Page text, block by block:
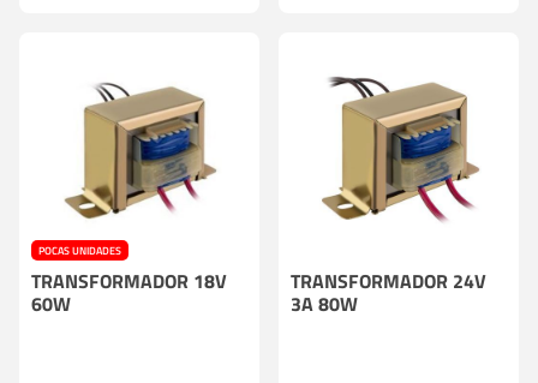
POCAS UNIDADES
TRANSFORMADOR 18V
60W
TRANSFORMADOR 24V
3A 80W